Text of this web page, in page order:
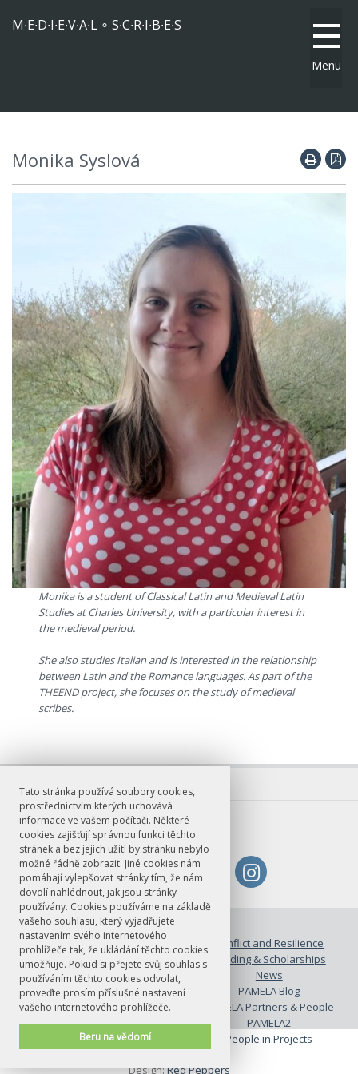
Tato stránka používá soubory cookies,
prostřednictvím kterých uchovává
informace ve vašem počítači. Některé
cookies zajišťují správnou funkci těchto
stránek a bez jejich užití by stránku nebylo
možné řádně zobrazit. Jiné cookies nám
pomáhají vylepšovat stránky tím, že nám
dovolí nahlédnout, jak jsou stránky
používány. Cookies používáme na základě
vašeho souhlasu, který vyjadřujete
nastavením svého internetového
prohlížeče tak, že ukládání těchto cookies
umožňuje. Pokud si přejete svůj souhlas s
používáním těchto cookies odvolat,
proveďte prosím příslušné nastavení
vašeho internetového prohlížeče.
Beru na vědomí
M∙E∙D∙I∙E∙V∙A∙L ∘ S∙C∙R∙I∙B∙E∙S
Monika Syslová
Monika is a student of Classical Latin and Medieval Latin
Studies at Charles University, with a particular interest in
the medieval period.
She also studies Italian and is interested in the relationship
between Latin and the Romance languages. As part of the
THEEND project, she focuses on the study of medieval
scribes.
Menu
© FF UK 2026
Colophons
Conflict and Resilience
Contacts and links
Funding & Scholarships
Lucie Doležalová
News
PAMELA
PAMELA Blog
PAMELA Events
PAMELA Partners & People
PAMELA Secondments
PAMELA2
People
People in Projects
Design:Red Peppers